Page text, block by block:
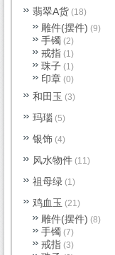
翡翠A货 (18)
雕件(摆件) (9)
手镯 (2)
戒指 (1)
珠子 (1)
印章 (0)
和田玉 (3)
玛瑙 (5)
银饰 (4)
风水物件 (11)
祖母绿 (1)
鸡血玉 (21)
雕件(摆件) (8)
手镯 (7)
戒指 (3)